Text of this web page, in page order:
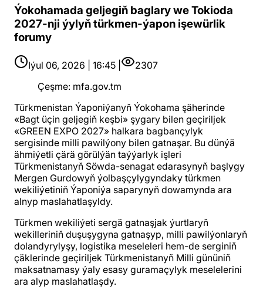
Ýokohamada geljegiň baglary we Tokioda
2027-nji ýylyň türkmen-ýapon işewürlik
forumy
Iýul 06, 2026 | 16:45 |
2307
Çeşme: mfa.gov.tm
Türkmenistan Ýaponiýanyň Ýokohama şäherinde
«Bagt üçin geljegiň keşbi» şygary bilen geçiriljek
«GREEN EXPO 2027» halkara bagbançylyk
sergisinde milli pawilýony bilen gatnaşar. Bu dünýä
ähmiýetli çärä görülýän taýýarlyk işleri
Türkmenistanyň Söwda-senagat edarasynyň başlygy
Mergen Gurdowyň ýolbaşçylygyndaky türkmen
wekiliýetiniň Ýaponiýa saparynyň dowamynda ara
alnyp maslahatlaşyldy.
Türkmen wekiliýeti sergä gatnaşjak ýurtlaryň
wekilleriniň duşuşygyna gatnaşyp, milli pawilýonlaryň
dolandyrylyşy, logistika meseleleri hem-de serginiň
çäklerinde geçiriljek Türkmenistanyň Milli gününiň
maksatnamasy ýaly esasy guramaçylyk meselelerini
ara alyp maslahatlaşdy.